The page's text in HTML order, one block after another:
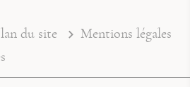
du site
Mentions légales